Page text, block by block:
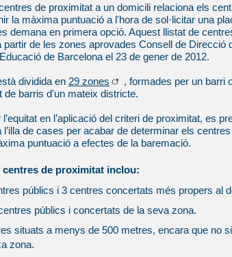
de proximitat a un domicili relaciona els
la màxima puntuació a l'hora de sol·licitar una
demana en primera opció. Aquest llistat de
partir de les zones aprovades Consell de Direcció
de Barcelona el 23 de gener de 2012.
dividida en 29 zones
, formades per un barri
de barris d'un mateix districte.
en l’aplicació del criteri de proximitat, es
l’illa de cases per acabar de determinar els
puntuació a efectes de la baremació.
centres de proximitat inclou:
públics i 3 centres concertats més propers al
públics i concertats de la seva zona.
situats a menys de 500 metres, encara que no
zona.